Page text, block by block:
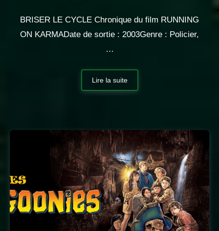
BRISER LE CYCLE Chronique du film RUNNING
ON KARMADate de sortie : 2003Genre : Policier,
…
Lire la suite